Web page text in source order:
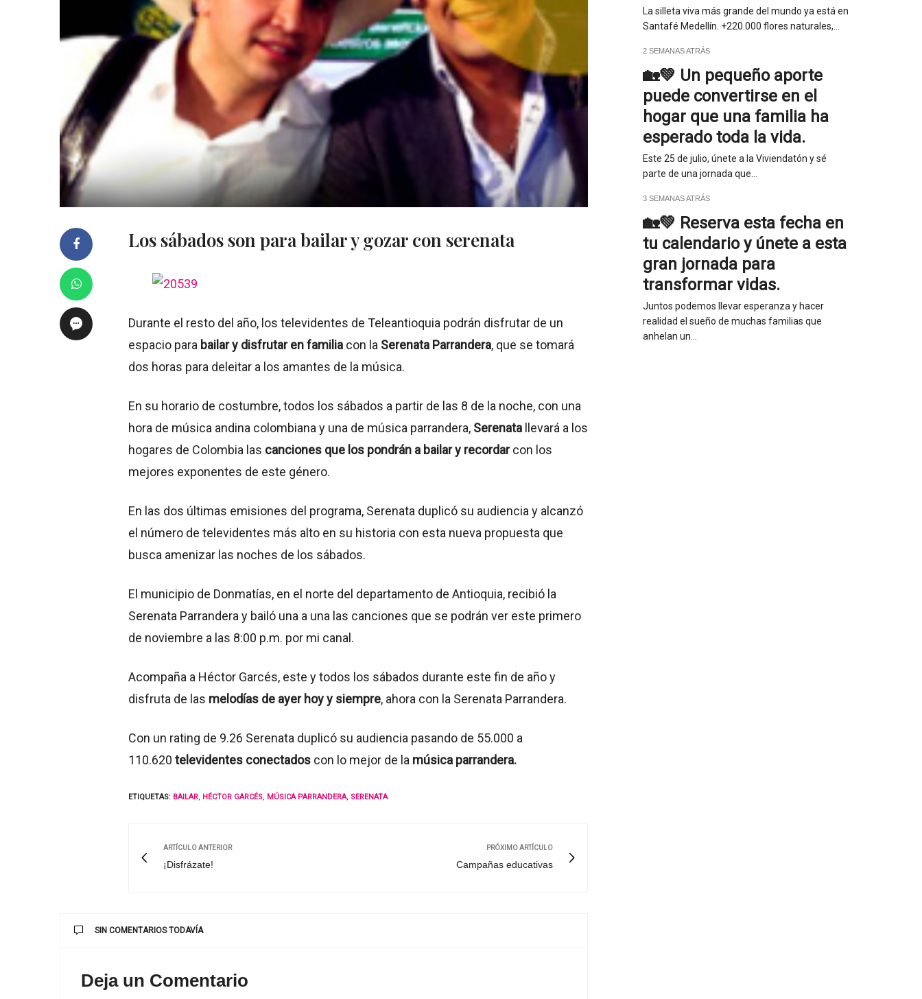
Los sábados son para bailar y gozar con serenata
Durante el resto del año, los televidentes de Teleantioquia podrán disfrutar de un
espacio para bailar y disfrutar en familia con la Serenata Parrandera, que se tomará
dos horas para deleitar a los amantes de la música.
En su horario de costumbre, todos los sábados a partir de las 8 de la noche, con una
hora de música andina colombiana y una de música parrandera, Serenata llevará a los
hogares de Colombia las canciones que los pondrán a bailar y recordarcon los
mejores exponentes de este género.
En las dos últimas emisiones del programa, Serenata duplicó su audiencia y alcanzó
el número de televidentes más alto en su historia con esta nueva propuesta que
busca amenizar las noches de los sábados.
El municipio de Donmatías, en el norte del departamento de Antioquia, recibió la
Serenata Parrandera y bailó una a una las canciones que se podrán ver este primero
de noviembre a las 8:00 p.m. por mi canal.
Acompaña a Héctor Garcés, este y todos los sábados durante este fin de año y
disfruta de las melodías de ayer hoy y siempre, ahora con la Serenata Parrandera.
Con un rating de 9.26 Serenata duplicó su audiencia pasando de 55.000 a
110.620 televidentes conectados con lo mejor de la música parrandera.
ETIQUETAS: BAILAR, HÉCTOR GARCÉS, MÚSICA PARRANDERA, SERENATA
ARTÍCULO ANTERIOR
¡Disfrázate!
PRÓXIMO ARTÍCULO
Campañas educativas
SIN COMENTARIOS TODAVÍA
Deja un Comentario
La silleta viva más grande del mundo ya está en
Santafé Medellín. +220.000 flores naturales,…
2 SEMANAS ATRÁS
🏡💚 Un pequeño aporte
puede convertirse en el
hogar que una familia ha
esperado toda la vida.
Este 25 de julio, únete a la Viviendatón y sé
parte de una jornada que…
3 SEMANAS ATRÁS
🏡💚 Reserva esta fecha en
tu calendario y únete a esta
gran jornada para
transformar vidas.
Juntos podemos llevar esperanza y hacer
realidad el sueño de muchas familias que
anhelan un…